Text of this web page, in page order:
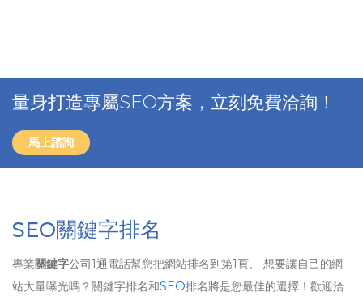
量身打造專屬SEO方案，立刻免費洽詢！
馬上諮詢
SEO關鍵字排名
專業關鍵字公司1通電話幫您把網站排名到第1頁、 想要讓自己的網
站大量曝光嗎？關鍵字排名和SEO排名將是您最佳的選擇！歡迎洽